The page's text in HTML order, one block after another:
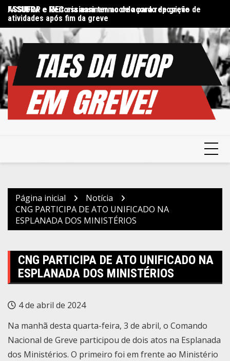
para
o
conteúdo
FASUBRA e MEC assinam termo de acordo de greve
ASSUFOP e Reitoria assinam acordo para reposição de
atividades após fim da greve
Página inicial
Notícia
CNG PARTICIPA DE ATO UNIFICADO NA
ESPLANADA DOS MINISTÉRIOS
CNG PARTICIPA DE ATO UNIFICADO NA
ESPLANADA DOS MINISTÉRIOS
4 de abril de 2024
Na manhã desta quarta-feira, 3 de abril, o Comando
Nacional de Greve participou de dois atos na Esplanada
dos Ministérios. O primeiro foi em frente ao Ministério